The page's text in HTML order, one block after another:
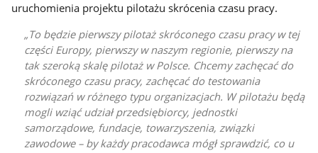
uruchomienia projektu pilotażu skrócenia czasu pracy.
To będzie pierwszy pilotaż skróconego czasu pracy w tej
części Europy, pierwszy w naszym regionie, pierwszy na
tak szeroką skalę pilotaż w Polsce. Chcemy zachęcać do
skróconego czasu pracy, zachęcać do testowania
rozwiązań w różnego typu organizacjach. W pilotażu będą
mogli wziąć udział przedsiębiorcy, jednostki
samorządowe, fundacje, towarzyszenia, związki
zawodowe – by każdy pracodawca mógł sprawdzić, co u